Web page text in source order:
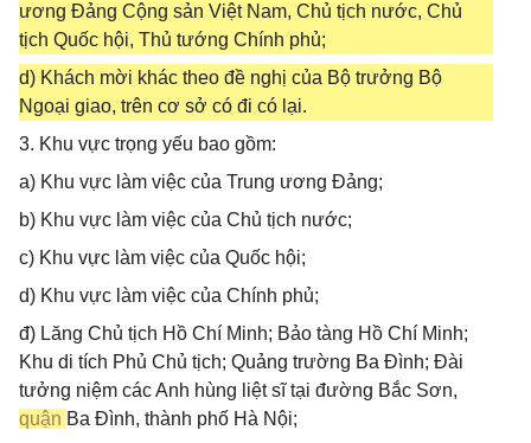
ương Đảng Cộng sản Việt Nam, Chủ tịch nước, Chủ
tịch Quốc hội, Thủ tướng Chính phủ;
d) Khách mời khác theo đề nghị của Bộ trưởng Bộ
Ngoại giao, trên cơ sở có đi có lại.
3. Khu vực trọng yếu bao gồm:
a) Khu vực làm việc của Trung ương Đảng;
b) Khu vực làm việc của Chủ tịch nước;
c) Khu vực làm việc của Quốc hội;
d) Khu vực làm việc của Chính phủ;
đ) Lăng Chủ tịch Hồ Chí Minh; Bảo tàng Hồ Chí Minh;
Khu di tích Phủ Chủ tịch; Quảng trường Ba Đình; Đài
tưởng niệm các Anh hùng liệt sĩ tại đường Bắc Sơn,
quận Ba Đình, thành phố Hà Nội;